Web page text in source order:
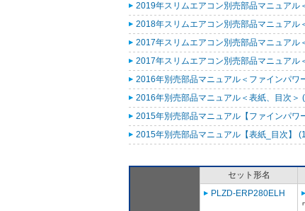
2019年スリムエアコン別売部品マニュアル
2018年スリムエアコン別売部品マニュアル
2017年スリムエアコン別売部品マニュアル
2017年スリムエアコン別売部品マニュアル
2016年別売部品マニュアル＜ファインパワ
2016年別売部品マニュアル＜表紙、目次＞
2015年別売部品マニュアル【ファインパワ
2015年別売部品マニュアル【表紙_目次】
セット形名
PLZD-ERP280ELH